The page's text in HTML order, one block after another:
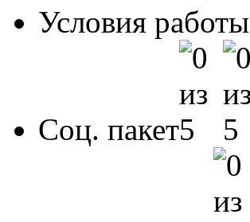
Условия работы
Соц. пакет